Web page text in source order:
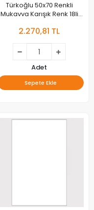
Türkoğlu 50x70 Renkli
Mukavva Karışık Renk 18li
2.270,81 TL
Adet
Sepete Ekle